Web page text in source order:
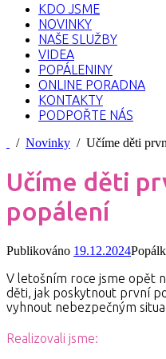
KDO JSME
NOVINKY
NAŠE SLUŽBY
VIDEA
POPÁLENINY
ONLINE PORADNA
KONTAKTY
PODPOŘTE NÁS
/ Novinky / Učíme děti
Učíme děti
popálení
Publikováno 19.12.2024
V letošním roce jsme opět
děti, jak poskytnout první
vyhnout nebezpečným
Realizovali jsme: